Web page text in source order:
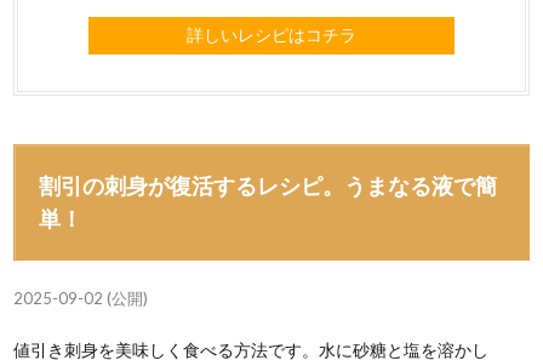
詳しいレシピはコチラ
割引の刺身が復活するレシピ。うまなる液で簡
単！
2025-09-02 (公開)
値引き刺身を美味しく食べる方法です。水に砂糖と塩を溶かし